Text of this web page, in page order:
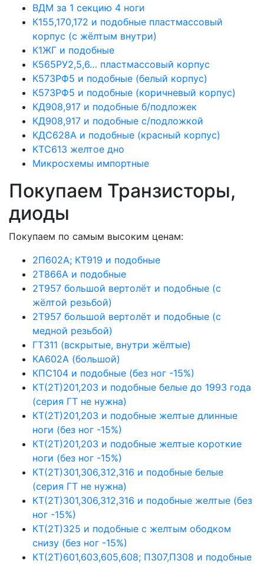
ВДМ за 1 секцию 4 ноги
К155,170,172 и подобные пластмассовый
корпус (с жёлтым внутри)
К1ЖГ и подобные
К565РУ2,5,6… пластмассовый корпус
К573РФ5 и подобные (белый корпус)
К573РФ5 и подобные (коричневый корпус)
КД908,917 и подобные б/подложек
КД908,917 и подобные с/подложкой
КДС628А и подобные (красный корпус)
КТС613 желтое дно
Микросхемы импортные
Покупаем Транзисторы,
диоды
Покупаем по самым высоким ценам:
2П602А; КТ919 и подобные
2Т866А и подобные
2Т957 большой вертолёт и подобные (с
жёлтой резьбой)
2Т957 большой вертолёт и подобные (с
медной резьбой)
ГТ311 (вскрытые, внутри жёлтые)
КА602А (большой)
КПС104 и подобные (без ног -15%)
КТ(2Т)201,203 и подобные белые до 1993 года
(серия ГТ не нужна)
КТ(2Т)201,203 и подобные желтые длинные
ноги (без ног -15%)
КТ(2Т)201,203 и подобные желтые короткие
ноги (без ног -15%)
КТ(2Т)301,306,312,316 и подобные белые
(серия ГТ не нужна)
КТ(2Т)301,306,312,316 и подобные желтые (без
ног -15%)
КТ(2Т)325 и подобные с желтым ободком
снизу (без ног -15%)
КТ(2Т)601,603,605,608; П307,П308 и подобные